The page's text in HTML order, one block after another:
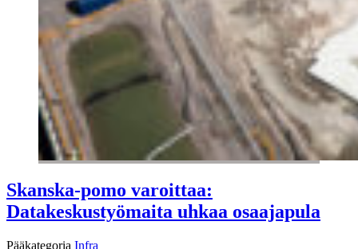
Skanska-pomo varoittaa:
Datakeskustyömaita uhkaa osaajapula
Pääkategoria Infra